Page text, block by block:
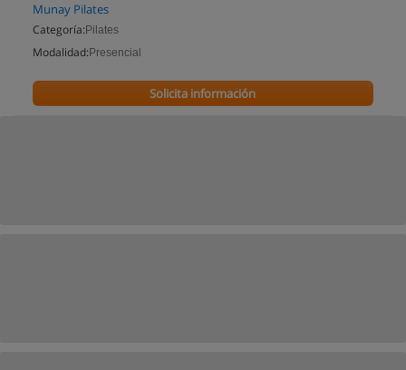
Munay Pilates
Categoría: Pilates
Modalidad: Presencial
Solicita información